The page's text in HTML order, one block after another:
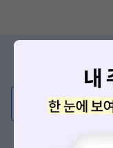
증상/
💬 무엇이든 물어